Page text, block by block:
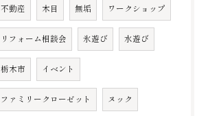
不動産 木目 無垢 ワークショップ
リフォーム相談会 氷遊び 水遊び
栃木市 イベント
ファミリークローゼット ヌック